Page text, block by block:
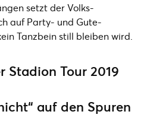
setzt der Volks-
auf Party- und Gute-
Tanzbein still bleiben wird.
auf den Spuren